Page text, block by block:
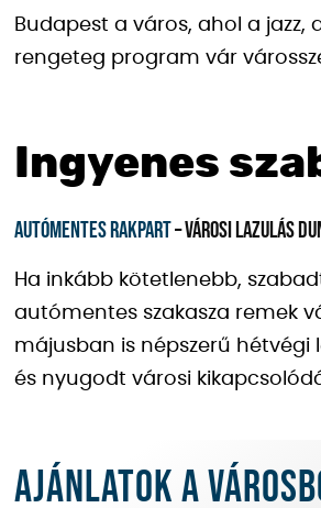
Budapest a város, ahol a
rengeteg program vár
Ingyenes
Autómentes rakpart– városi lazulás
Ha inkább kötetlenebb,
autómentes szakasza remek
májusban is népszerű
és nyugodt városi
Ajánlatok a